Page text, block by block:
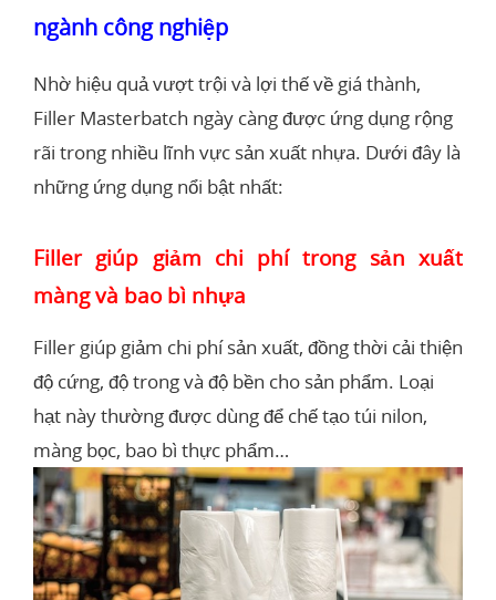
ngành công nghiệp
Nhờ hiệu quả vượt trội và lợi thế về giá thành,
Filler Masterbatch ngày càng được ứng dụng rộng
rãi trong nhiều lĩnh vực sản xuất nhựa. Dưới đây là
những ứng dụng nổi bật nhất:
Filler giúp giảm chi phí trong sản xuất
màng và bao bì nhựa
Filler giúp giảm chi phí sản xuất, đồng thời cải thiện
độ cứng, độ trong và độ bền cho sản phẩm. Loại
hạt này thường được dùng để chế tạo túi nilon,
màng bọc, bao bì thực phẩm…